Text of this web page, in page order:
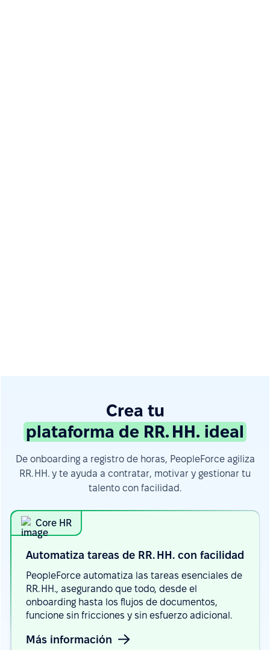
Crea tu
plataforma de RR. HH. ideal
De onboarding a registro de horas, PeopleForce agiliza
RR. HH. y te ayuda a contratar, motivar y gestionar tu
talento con facilidad.
Core HR
Automatiza tareas de RR. HH. con facilidad
PeopleForce automatiza las tareas esenciales de
RR. HH., asegurando que todo, desde el
onboarding hasta los flujos de documentos,
funcione sin fricciones y sin esfuerzo adicional.
Más información